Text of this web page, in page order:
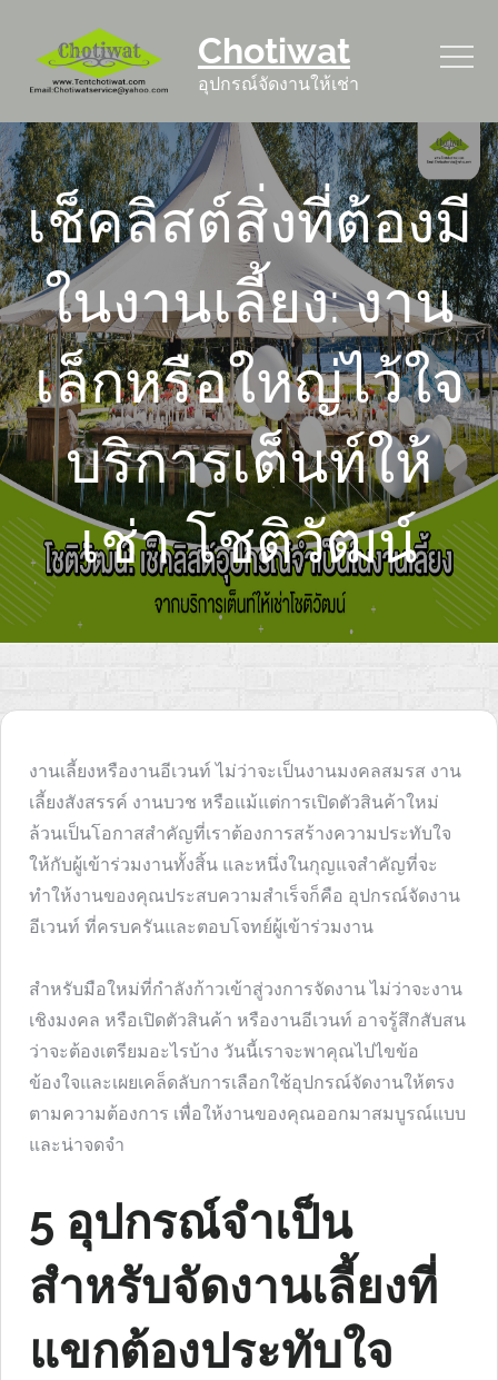
content
Chotiwat
อุปกรณ์จัดงานให้เช่า
เช็คลิสต์สิ่งที่ต้องมี
ในงานเลี้ยง: งาน
เล็กหรือใหญ่ไว้ใจ
บริการเต็นท์ให้
เช่า โชติวัฒน์
งานเลี้ยงหรืองานอีเวนท์ ไม่ว่าจะเป็นงานมงคลสมรส งาน
เลี้ยงสังสรรค์ งานบวช หรือแม้แต่การเปิดตัวสินค้าใหม่
ล้วนเป็นโอกาสสำคัญที่เราต้องการสร้างความประทับใจ
ให้กับผู้เข้าร่วมงานทั้งสิ้น และหนึ่งในกุญแจสำคัญที่จะ
ทำให้งานของคุณประสบความสำเร็จก็คือ อุปกรณ์จัดงาน
อีเวนท์ ที่ครบครันและตอบโจทย์ผู้เข้าร่วมงาน
สำหรับมือใหม่ที่กำลังก้าวเข้าสู่วงการจัดงาน ไม่ว่าจะงาน
เชิงมงคล หรือเปิดตัวสินค้า หรืองานอีเวนท์ อาจรู้สึกสับสน
ว่าจะต้องเตรียมอะไรบ้าง วันนี้เราจะพาคุณไปไขข้อ
ข้องใจและเผยเคล็ดลับการเลือกใช้อุปกรณ์จัดงานให้ตรง
ตามความต้องการ เพื่อให้งานของคุณออกมาสมบูรณ์แบบ
และน่าจดจำ
5 อุปกรณ์จำเป็น
สำหรับจัดงานเลี้ยงที่
แขกต้องประทับใจ